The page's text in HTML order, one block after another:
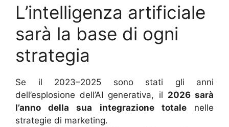
L’intelligenza artificiale
sarà la base di ogni
strategia
Se il 2023–2025 sono stati gli anni
dell’esplosione dell’AI generativa, il 2026 sarà
l’anno della sua integrazione totalenelle
strategie di marketing.